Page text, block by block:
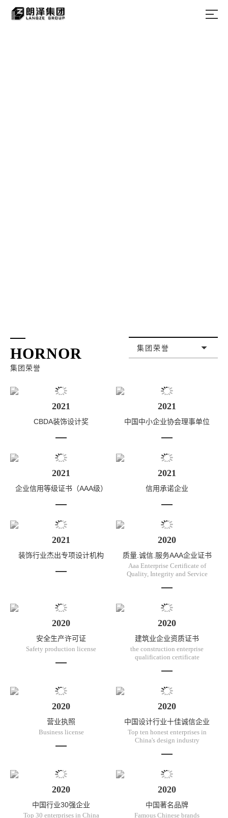
集团荣誉
HORNOR
集团荣誉
2021
CBDA装饰设计奖
2021
中国中小企业协会理事单位
2021
企业信用等级证书（AAA级）
2021
信用承诺企业
2021
装饰行业杰出专项设计机构
2020
质量.诚信.服务AAA企业证书
Aaa Enterprise Certificate of
Quality, Integrity and Service
2020
安全生产许可证
Safety production license
2020
建筑业企业资质证书
the construction enterprise
qualification certificate
2020
营业执照
Business license
2020
中国设计行业十佳诚信企业
Top ten honest enterprises in
China's design industry
2020
中国行业30强企业
Top 30 enterprises in China
2020
中国著名品牌
Famous Chinese brands